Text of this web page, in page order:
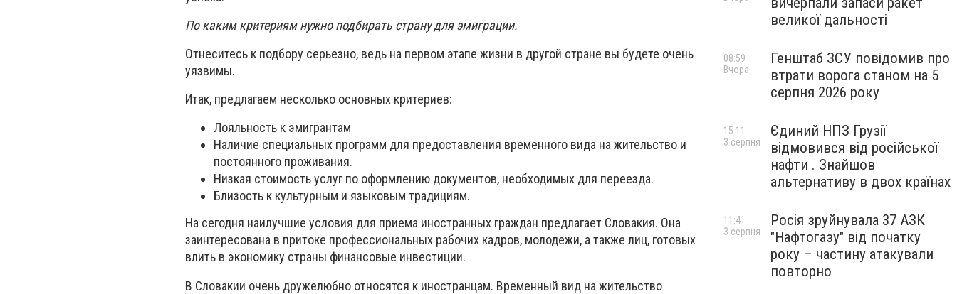
По каким критериям нужно подбирать страну для эмиграции.
Отнеситесь к подбору серьезно, ведь на первом этапе жизни в другой стране вы будете очень
уязвимы.
Итак, предлагаем несколько основных критериев:
Лояльность к эмигрантам
Наличие специальных программ для предоставления временного вида на жительство и
постоянного проживания.
Низкая стоимость услуг по оформлению документов, необходимых для переезда.
Близость к культурным и языковым традициям.
На сегодня наилучшие условия для приема иностранных граждан предлагает Словакия. Она
заинтересована в притоке профессиональных рабочих кадров, молодежи, а также лиц, готовых
влить в экономику страны финансовые инвестиции.
В Словакии очень дружелюбно относятся к иностранцам. Временный вид на жительство
великої дальності
Генштаб ЗСУ повідомив про
втрати ворога станом на 5
серпня 2026 року
08:59
Вчора
Єдиний НПЗ Грузії
відмовився від російської
нафти . Знайшов
альтернативу в двох країнах
15:11
3 серпня
Росія зруйнувала 37 АЗК
"Нафтогазу" від початку
року – частину атакували
повторно
11:41
3 серпня